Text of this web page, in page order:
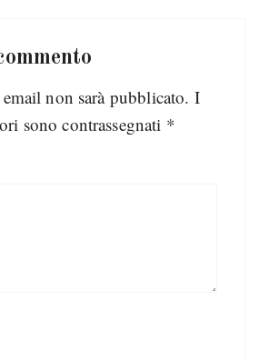
non sarà pubblicato. I
sono contrassegnati *